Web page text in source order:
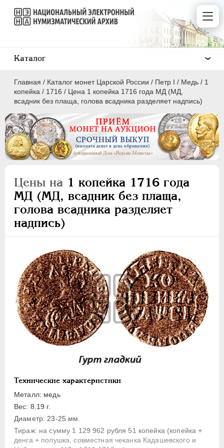
Главная / Каталог монет Царской России / Пeтр I / Медь / 1
копейка / 1716 / Цена 1 копейка 1716 года МД (МД,
всадник без плаща, голова всадника разделяет надпись)
Цены на 1 копейка 1716 года
МД (МД, всадник без плаща,
голова всадника разделяет
надпись)
Технические характеристики
Металл: медь
Вес: 8.19 г.
Диаметр: 23-25 мм.
Тираж: на сумму 1 129 962 рубля 51 копейка (копейка +
денга + полушка, совместная чеканка Кадашевского и
Каталог
ПEТР I 1699 - 1725
Серебро
Медь
5 копеек
1 копейка
Полушка
Полполушки
Пробные
Для Речи Посполитой
Монетовидные жетоны
ЕКАТЕРИНА I 1725-1727
АННА ИОАННОВНА 1730-1740
ИОАНН АНТОНОВИЧ 1740-1741
ЕЛИЗАВЕТА
ПЕТР III 1762-1762
ЕКАТЕРИНА II 1762-1796
ПАВЕЛ I 1796-1801